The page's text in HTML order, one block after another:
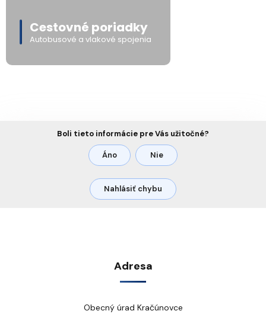
Cestovné poriadky
Autobusové a vlakové spojenia
Boli tieto informácie pre Vás užitočné?
Áno Nie
Nahlásiť chybu
Adresa
Obecný úrad Kračúnovce